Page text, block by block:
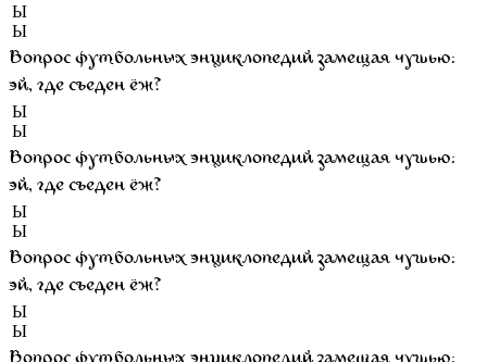
Ы
Ы
Вопрос футбольных энциклопедий замещая чушью:
эй, где съеден ёж?
Ы
Ы
Вопрос футбольных энциклопедий замещая чушью:
эй, где съеден ёж?
Ы
Ы
Вопрос футбольных энциклопедий замещая чушью:
эй, где съеден ёж?
Ы
Ы